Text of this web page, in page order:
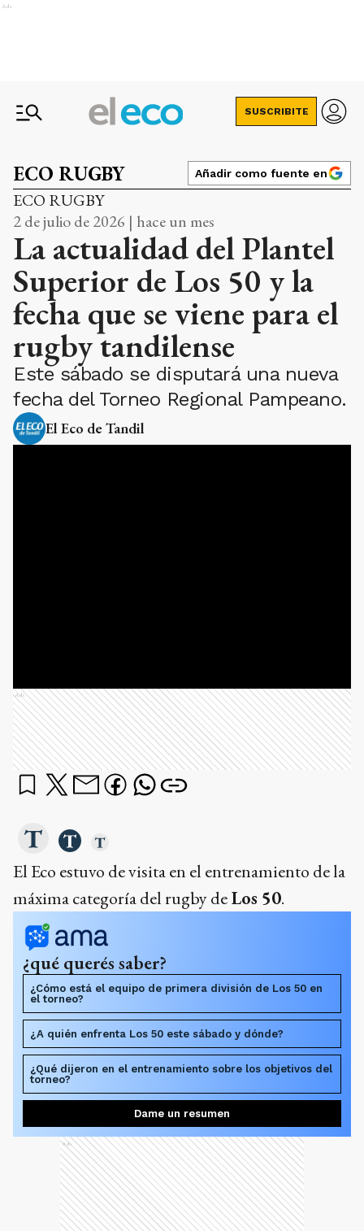
Ads
SUSCRIBITE
ECO RUGBY Añadir como fuente en
ECO RUGBY
2 de julio de 2026 | hace un mes
La actualidad del Plantel
Superior de Los 50 y la
fecha que se viene para el
rugby tandilense
Este sábado se disputará una nueva
fecha del Torneo Regional Pampeano.
El Eco de Tandil
Ads
El Eco estuvo de visita en el entrenamiento de la
máxima categoría del rugby deLos 50.
¿qué querés saber?
¿Cómo está el equipo de primera división de Los 50 en
el torneo?
¿A quién enfrenta Los 50 este sábado y dónde?
¿Qué dijeron en el entrenamiento sobre los objetivos del
torneo?
Dame un resumen
Ads